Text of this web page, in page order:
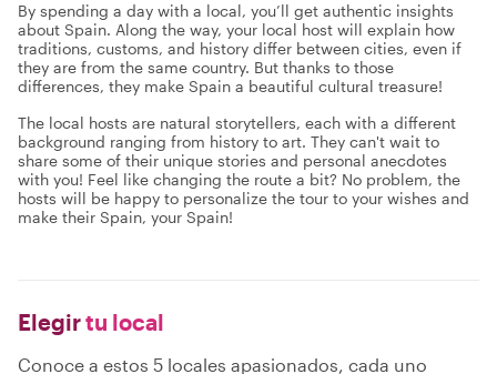
By spending a day with a local, you’ll get authentic insights
about Spain. Along the way, your local host will explain how
traditions, customs, and history differ between cities, even if
they are from the same country. But thanks to those
differences, they make Spain a beautiful cultural treasure!
The local hosts are natural storytellers, each with a different
background ranging from history to art. They can't wait to
share some of their unique stories and personal anecdotes
with you! Feel like changing the route a bit? No problem, the
hosts will be happy to personalize the tour to your wishes and
make their Spain, your Spain!
Elegirtu local
Conoce a estos 5 locales apasionados, cada uno